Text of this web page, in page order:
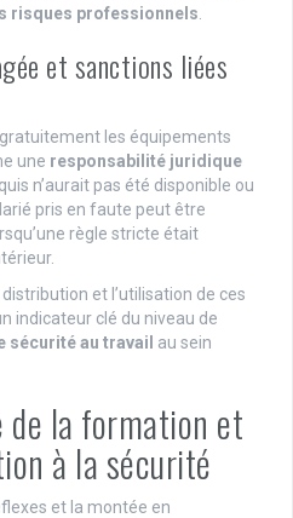
risques professionnels
et sanctions liées
les équipements
une responsabilité juridique
n’aurait pas été disponible ou
pris en faute peut être
règle stricte était
distribution et l’utilisation de ces
indicateur clé du niveau de
sécurité au travail au sein
de la formation et
à la sécurité
et la montée en